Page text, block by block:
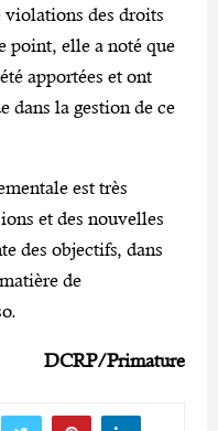
violations des droits
point, elle a noté que
apportées et ont
dans la gestion de ce
est très
et des nouvelles
des objectifs, dans
de
DCRP/Primature